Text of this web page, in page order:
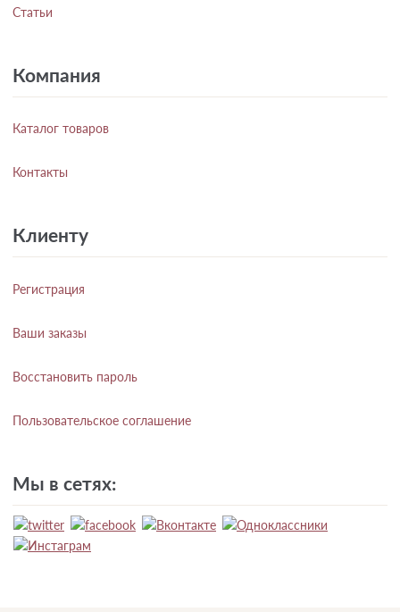
Статьи
Компания
Каталог товаров
Контакты
Клиенту
Регистрация
Ваши заказы
Восстановить пароль
Пользовательское соглашение
Мы в сетях: